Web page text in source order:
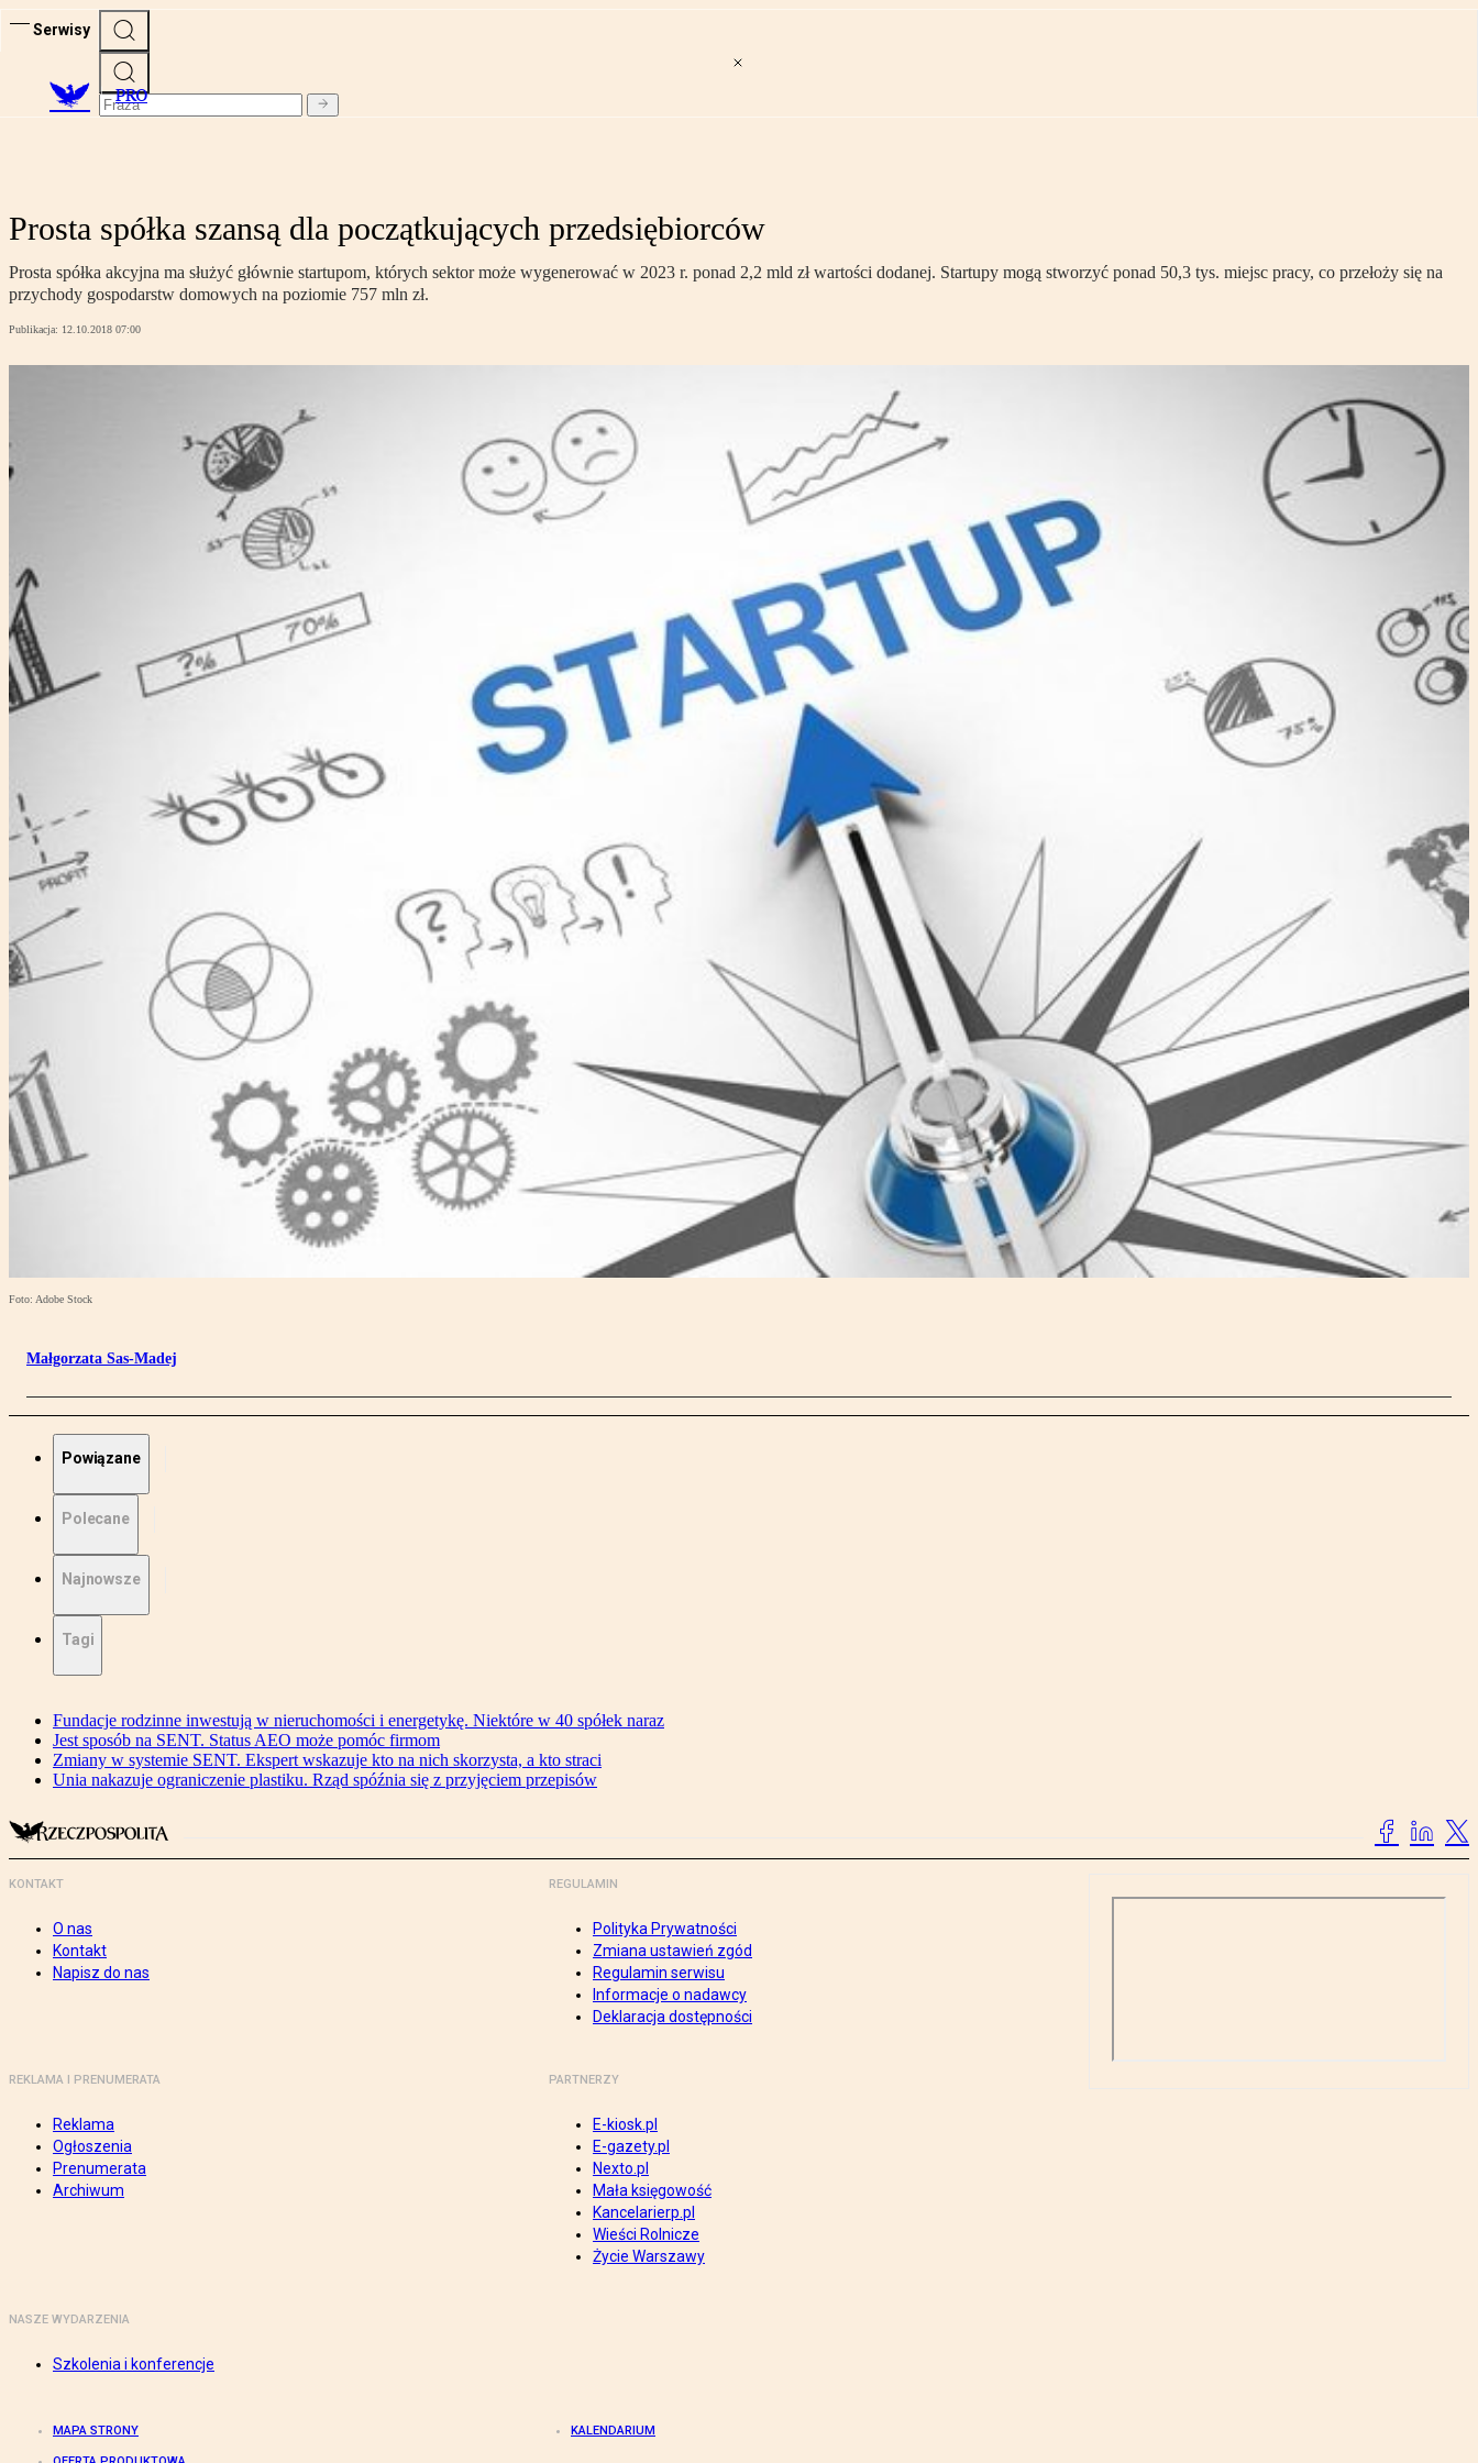
Serwisy
PRO
Prosta spółka szansą dla początkujących przedsiębiorców
Prosta spółka akcyjna ma służyć głównie startupom, których sektor może wygenerować w 2023 r. ponad 2,2 mld zł wartości dodanej. Startupy mogą stworzyć ponad 50,3 tys. miejsc pracy, co przełoży się na
przychody gospodarstw domowych na poziomie 757 mln zł.
Publikacja: 12.10.2018 07:00
Foto: Adobe Stock
Małgorzata Sas-Madej
Powiązane
Polecane
Najnowsze
Tagi
Fundacje rodzinne inwestują w nieruchomości i energetykę. Niektóre w 40 spółek naraz
Jest sposób na SENT. Status AEO może pomóc firmom
Zmiany w systemie SENT. Ekspert wskazuje kto na nich skorzysta, a kto straci
Unia nakazuje ograniczenie plastiku. Rząd spóźnia się z przyjęciem przepisów
KONTAKT
O nas
Kontakt
Napisz do nas
REGULAMIN
Polityka Prywatności
Zmiana ustawień zgód
Regulamin serwisu
Informacje o nadawcy
Deklaracja dostępności
REKLAMA I PRENUMERATA
Reklama
Ogłoszenia
Prenumerata
Archiwum
PARTNERZY
E-kiosk.pl
E-gazety.pl
Nexto.pl
Mała księgowość
Kancelarierp.pl
Wieści Rolnicze
Życie Warszawy
NASZE WYDARZENIA
Szkolenia i konferencje
MAPA STRONY KALENDARIUM